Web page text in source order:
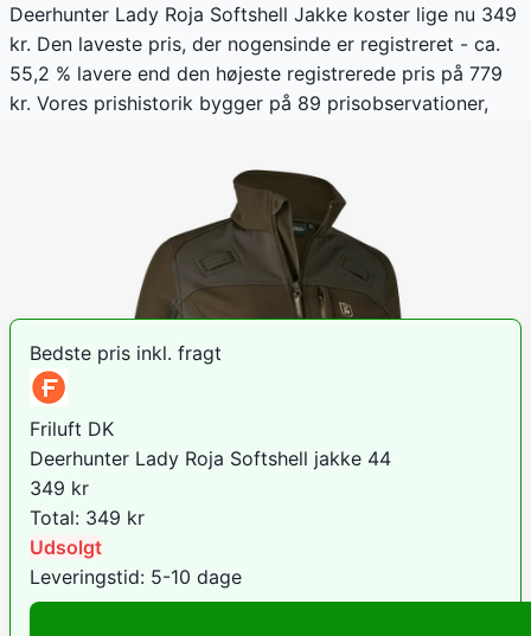
Deerhunter Lady Roja Softshell Jakke koster lige nu 349
kr. Den laveste pris, der nogensinde er registreret - ca.
55,2 % lavere end den højeste registrerede pris på 779
kr. Vores prishistorik bygger på 89 prisobservationer,
Den billigste pris lige nu er 349kr hos
Sammenlign priser
Bedste pris inkl. fragt
Friluft DK
Deerhunter Lady Roja Softshell jakke 44
349 kr
Total: 349 kr
Udsolgt
Leveringstid: 5-10 dage